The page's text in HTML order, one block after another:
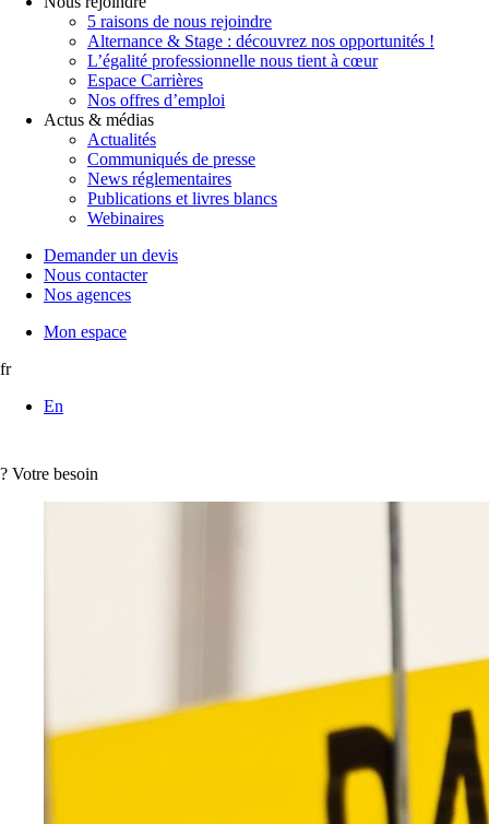
5 raisons de nous rejoindre
Alternance & Stage : découvrez nos opportunités !
L’égalité professionnelle nous tient à cœur
Espace Carrières
Nos offres d’emploi
Actus & médias
Actualités
Communiqués de presse
News réglementaires
Publications et livres blancs
Webinaires
Demander un devis
Nous contacter
Nos agences
Mon espace
fr
En
? Votre besoin